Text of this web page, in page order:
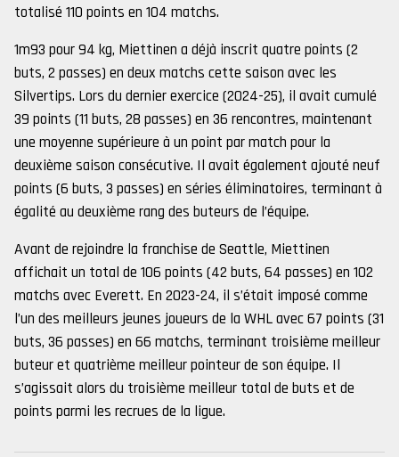
totalisé 110 points en 104 matchs.
1m93 pour 94 kg, Miettinen a déjà inscrit quatre points (2
buts, 2 passes) en deux matchs cette saison avec les
Silvertips. Lors du dernier exercice (2024-25), il avait cumulé
39 points (11 buts, 28 passes) en 36 rencontres, maintenant
une moyenne supérieure à un point par match pour la
deuxième saison consécutive. Il avait également ajouté neuf
points (6 buts, 3 passes) en séries éliminatoires, terminant à
égalité au deuxième rang des buteurs de l’équipe.
Avant de rejoindre la franchise de Seattle, Miettinen
affichait un total de 106 points (42 buts, 64 passes) en 102
matchs avec Everett. En 2023-24, il s’était imposé comme
l’un des meilleurs jeunes joueurs de la WHL avec 67 points (31
buts, 36 passes) en 66 matchs, terminant troisième meilleur
buteur et quatrième meilleur pointeur de son équipe. Il
s’agissait alors du troisième meilleur total de buts et de
points parmi les recrues de la ligue.